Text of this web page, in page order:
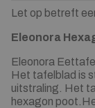
Let op betreft
Eleonora
Eleonora
Het tafelblad is
uitstraling. Het
hexagon